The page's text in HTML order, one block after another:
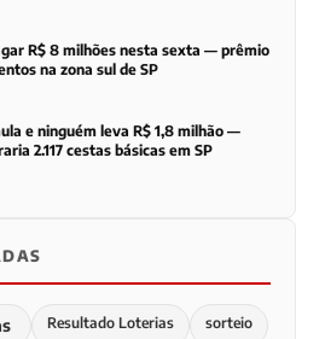
R$ 8 milhões nesta sexta — prêmio
na zona sul de SP
e ninguém leva R$ 1,8 milhão —
2.117 cestas básicas em SP
Resultado Loterias sorteio